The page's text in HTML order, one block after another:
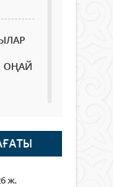
ОҢАЙ
ж.